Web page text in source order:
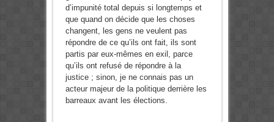
d’impunité total depuis si longtemps et
que quand on décide que les choses
changent, les gens ne veulent pas
répondre de ce qu’ils ont fait, ils sont
partis par eux-mêmes en exil, parce
qu’ils ont refusé de répondre à la
justice ; sinon, je ne connais pas un
acteur majeur de la politique derrière les
barreaux avant les élections.